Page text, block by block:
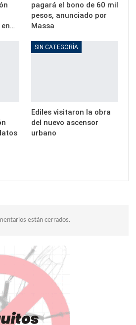
pagará el bono de 60 mil
pesos, anunciado por
Massa
SIN CATEGORÍA
Ediles visitaron la obra
del nuevo ascensor
urbano
están cerrados.